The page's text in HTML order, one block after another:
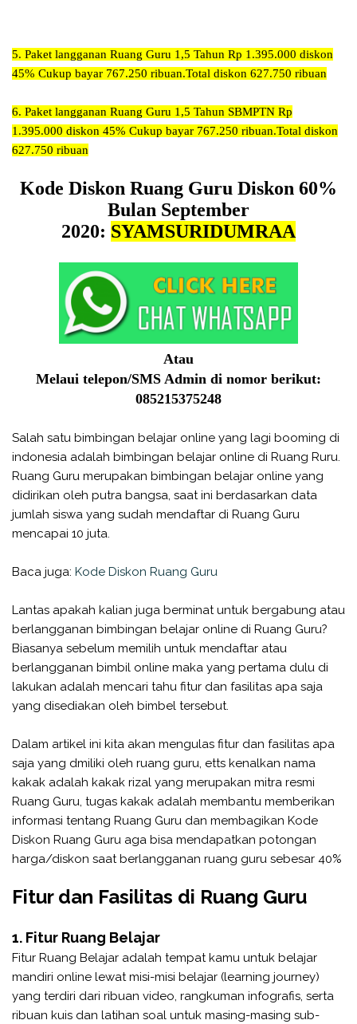
5. Paket langganan Ruang Guru 1,5 Tahun Rp 1.395.000 diskon
45% Cukup bayar 767.250 ribuan.Total diskon 627.750 ribuan
6. Paket langganan Ruang Guru 1,5 Tahun SBMPTN Rp
1.395.000 diskon 45% Cukup bayar 767.250 ribuan.Total diskon
627.750 ribuan
Kode Diskon Ruang Guru Diskon 60%
Bulan September
2020: SYAMSURIDUMRAA
Atau
Melaui telepon/SMS Admin di nomor berikut:
085215375248
Salah satu bimbingan belajar online yang lagi booming di
indonesia adalah bimbingan belajar online di Ruang Ruru.
Ruang Guru merupakan bimbingan belajar online yang
didirikan oleh putra bangsa, saat ini berdasarkan data
jumlah siswa yang sudah mendaftar di Ruang Guru
mencapai 10 juta.
Baca juga: Kode Diskon Ruang Guru
Lantas apakah kalian juga berminat untuk bergabung atau
berlangganan bimbingan belajar online di Ruang Guru?
Biasanya sebelum memilih untuk mendaftar atau
berlangganan bimbil online maka yang pertama dulu di
lakukan adalah mencari tahu fitur dan fasilitas apa saja
yang disediakan oleh bimbel tersebut.
Dalam artikel ini kita akan mengulas fitur dan fasilitas apa
saja yang dmiliki oleh ruang guru, etts kenalkan nama
kakak adalah kakak rizal yang merupakan mitra resmi
Ruang Guru, tugas kakak adalah membantu memberikan
informasi tentang Ruang Guru dan membagikan Kode
Diskon Ruang Guru aga bisa mendapatkan potongan
harga/diskon saat berlangganan ruang guru sebesar 40%
Fitur dan Fasilitas di Ruang Guru
1. Fitur Ruang Belajar
Fitur Ruang Belajar adalah tempat kamu untuk belajar
mandiri online lewat misi-misi belajar (learning journey)
yang terdiri dari ribuan video, rangkuman infografis, serta
ribuan kuis dan latihan soal untuk masing-masing sub-